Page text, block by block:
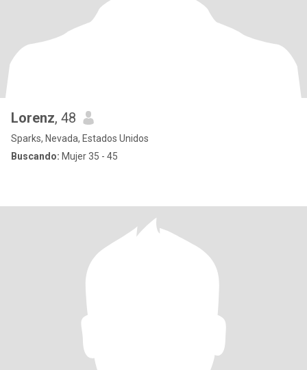
Lorenz, 48
Sparks, Nevada, Estados Unidos
Buscando: Mujer 35 - 45